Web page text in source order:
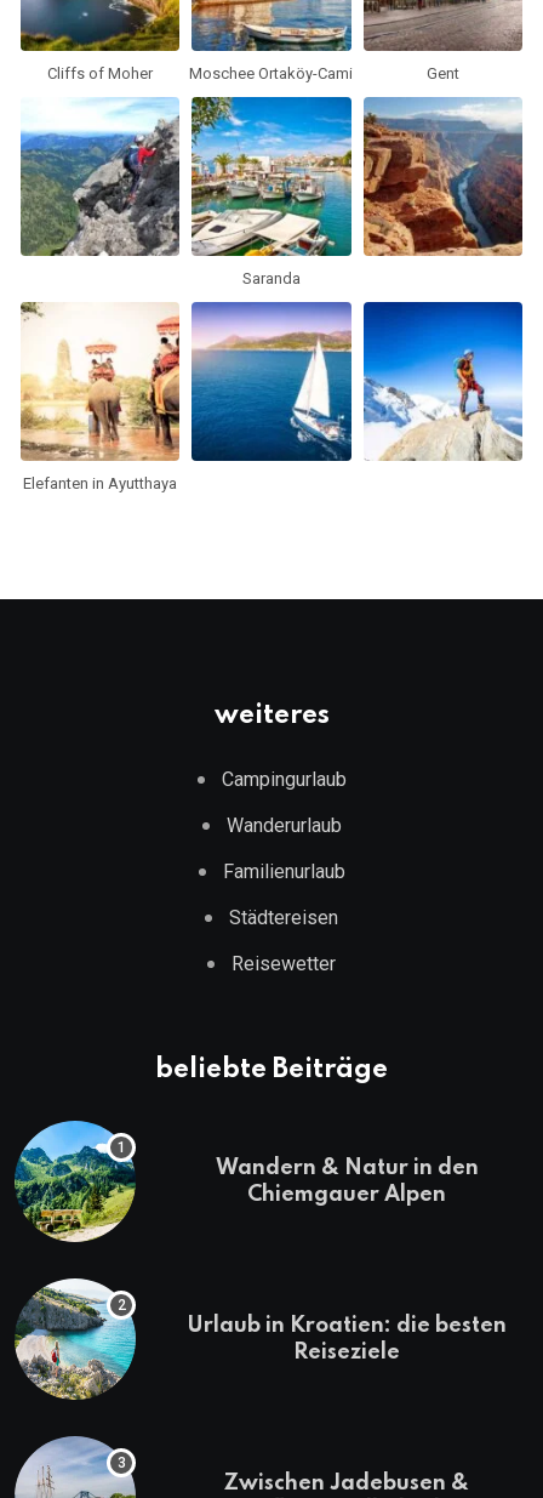
Cliffs of Moher Moschee Ortaköy-Cami Gent
Saranda
Elefanten in Ayutthaya
weiteres
Campingurlaub
Wanderurlaub
Familienurlaub
Städtereisen
Reisewetter
beliebte Beiträge
Wandern & Natur in den
Chiemgauer Alpen
Urlaub in Kroatien: die besten
Reiseziele
Zwischen Jadebusen &